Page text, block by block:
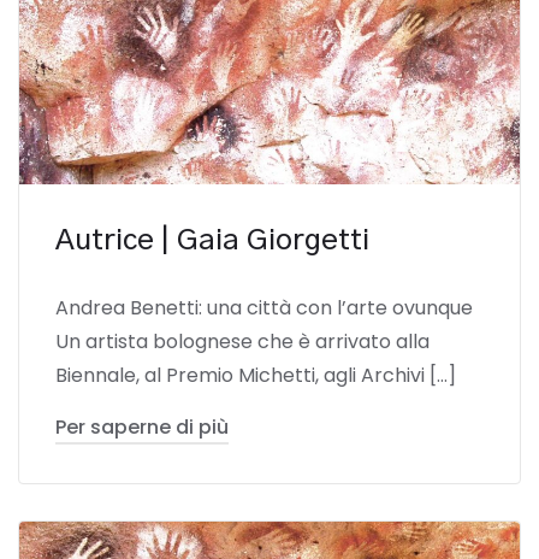
Autrice | Gaia Giorgetti
Andrea Benetti: una città con l’arte ovunque
Un artista bolognese che è arrivato alla
Biennale, al Premio Michetti, agli Archivi […]
Per saperne di più